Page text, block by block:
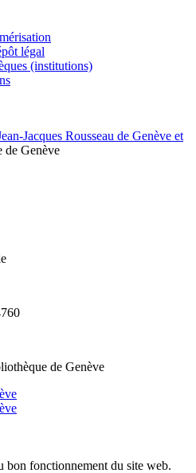
légal
(institutions)
de Genève
bon fonctionnement du site web.